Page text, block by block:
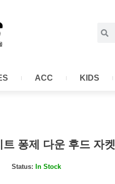
ACC KIDS
퐁제 다운 후드 자켓
Status: In Stock